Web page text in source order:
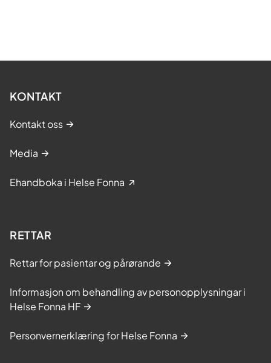
KONTAKT
Kontakt oss
Media
Ehandboka i Helse Fonna
RETTAR
Rettar for pasientar og pårørande
Informasjon om behandling av personopplysningar i
Helse Fonna HF
Personvernerklæring for Helse Fonna